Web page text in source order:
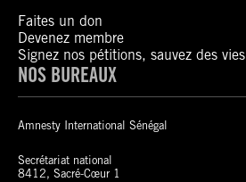
Faites un don
Devenez membre
Signez nos pétitions, sauvez des vies
NOS BUREAUX
Amnesty International Sénégal
Secrétariat national
8412, Sacré-Cœur 1